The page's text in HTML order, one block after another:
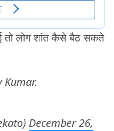
तो लोग शांत कैसे बैठ सकते
Kumar.
December 26,